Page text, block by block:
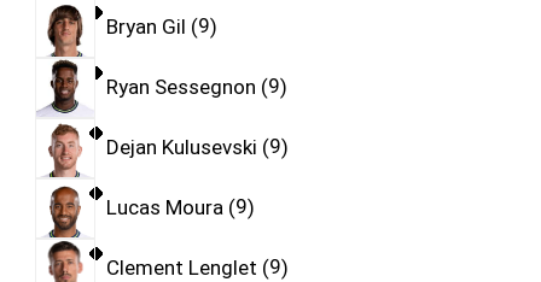
Bryan Gil 9
Ryan Sessegnon 9
Dejan Kulusevski 9
Lucas Moura 9
Clement Lenglet 9